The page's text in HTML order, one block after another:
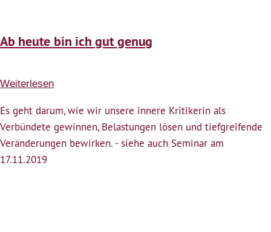
Ab heute bin ich gut genug
Weiterlesen
heute
bin
ich
Es geht darum, wie wir unsere innere Kritikerin als
Verbündete gewinnen, Belastungen lösen und tiefgreifende
Veränderungen bewirken. - siehe auch Seminar am
17.11.2019